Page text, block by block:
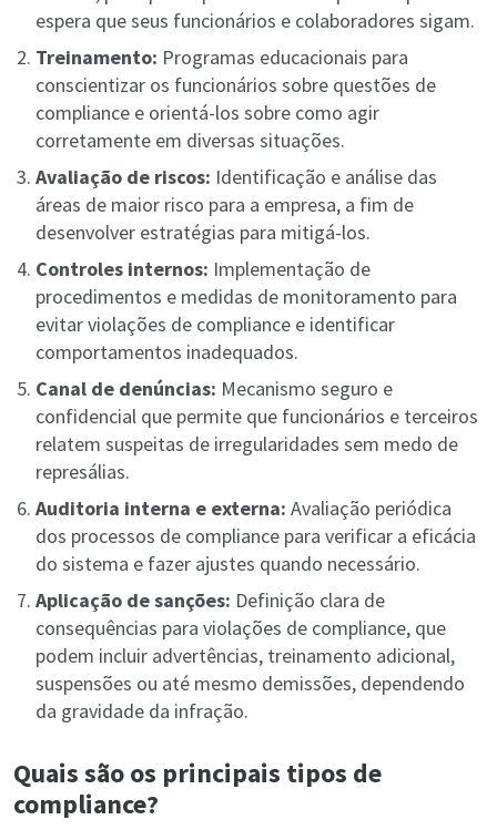
espera que seus funcionários e colaboradores sigam.
Treinamento: Programas educacionais para
conscientizar os funcionários sobre questões de
compliance e orientá-los sobre como agir
corretamente em diversas situações.
Avaliação de riscos: Identificação e análise das
áreas de maior risco para a empresa, a fim de
desenvolver estratégias para mitigá-los.
Controles internos: Implementação de
procedimentos e medidas de monitoramento para
evitar violações de compliance e identificar
comportamentos inadequados.
Canal de denúncias: Mecanismo seguro e
confidencial que permite que funcionários e terceiros
relatem suspeitas de irregularidades sem medo de
represálias.
Auditoria interna e externa: Avaliação periódica
dos processos de compliance para verificar a eficácia
do sistema e fazer ajustes quando necessário.
Aplicação de sanções: Definição clara de
consequências para violações de compliance, que
podem incluir advertências, treinamento adicional,
suspensões ou até mesmo demissões, dependendo
da gravidade da infração.
Quais são os principais tipos de
compliance?